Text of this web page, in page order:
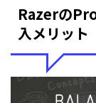
Razerの
入メリット